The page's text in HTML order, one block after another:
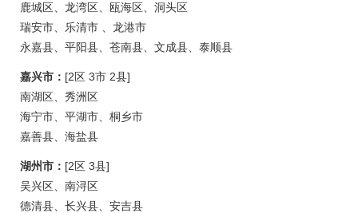
鹿城区、龙湾区、瓯海区、洞头区
瑞安市、乐清市 、龙港市
永嘉县、平阳县、苍南县、文成县、泰顺县
嘉兴市： [2区 3市 2县]
南湖区、秀洲区
海宁市、平湖市、桐乡市
嘉善县、海盐县
湖州市： [2区 3县]
吴兴区、南浔区
德清县、长兴县、安吉县